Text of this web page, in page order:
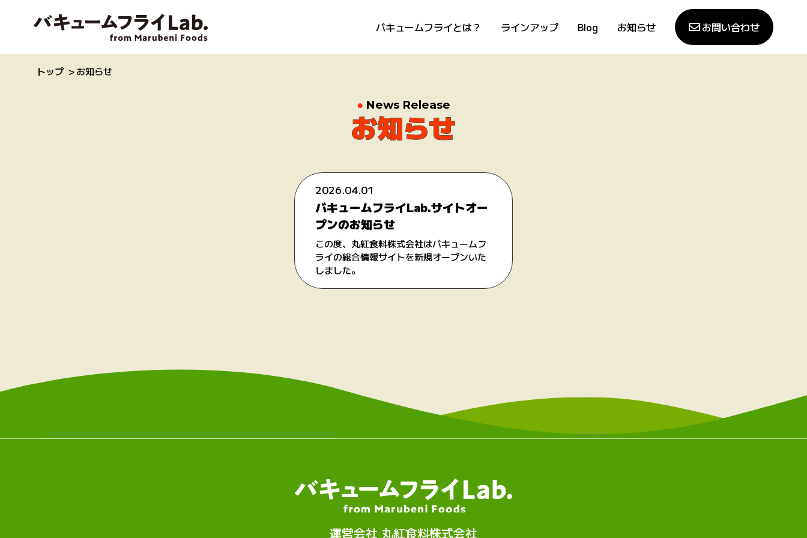
バキュームフライとは？ ラインアップ Blog お知らせ お問い合わせ
トップ お知らせ
News Release
2026.04.01
バキュームフライLab.サイトオー
プンのお知らせ
この度、丸紅食料株式会社はバキュームフ
ライの総合情報サイトを新規オープンいた
しました。
運営会社 丸紅食料株式会社